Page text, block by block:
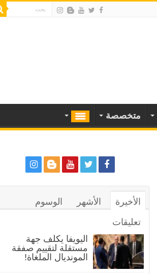
متخصصة
الأخيرة الأشهر
الوسوم
تعليقات
اليويفا يكلف جهة
مستقلة لتقييم صفقة
المونديال الملغاة!